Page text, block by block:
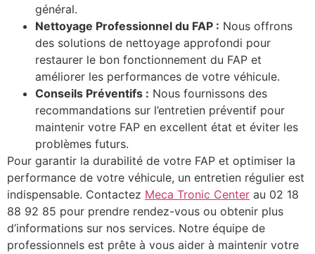
général.
Nettoyage Professionnel du FAP : Nous offrons
des solutions de nettoyage approfondi pour
restaurer le bon fonctionnement du FAP et
améliorer les performances de votre véhicule.
Conseils Préventifs : Nous fournissons des
recommandations sur l’entretien préventif pour
maintenir votre FAP en excellent état et éviter les
problèmes futurs.
Pour garantir la durabilité de votre FAP et optimiser la
performance de votre véhicule, un entretien régulier est
indispensable. Contactez Meca Tronic Center au 02 18
88 92 85 pour prendre rendez-vous ou obtenir plus
d’informations sur nos services. Notre équipe de
professionnels est prête à vous aider à maintenir votre